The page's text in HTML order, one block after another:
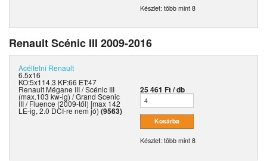
Készlet: több mint 8
Renault Scénic III 2009-2016
Acélfelni Renault
6.5x16
KO:5x114.3 KF:66 ET:47
Renault Mégane III / Scénic III
(max.103 kw-ig) / Grand Scenic
III / Fluence (2009-től) [max 142
LE-ig, 2.0 DCI-re nem jó) (9563)
25 461 Ft / db
Készlet: több mint 8